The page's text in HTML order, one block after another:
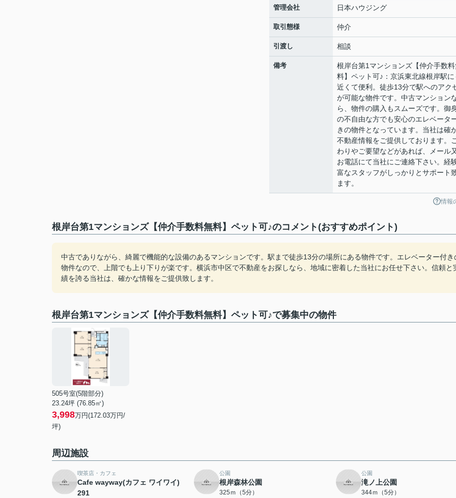
管理会社 日本ハウジング
取引態様 仲介
引渡し 相談
備考
根岸台第1マンションズ【仲介手数
料】ペット可♪：京浜東北線根岸駅に
近くて便利。徒歩13分で駅へのアク
が可能な物件です。中古マンション
ら、物件の購入もスムーズです。御
の不自由な方でも安心のエレベータ
きの物件となっています。当社は確
不動産情報をご提供しております。
わりやご要望などがあれば、メール
お電話にて当社にご連絡下さい。経
富なスタッフがしっかりとサポート
ます。
情報
根岸台第1マンションズ【仲介手数料無料】ペット可♪のコメント(おすすめポイント)
中古でありながら、綺麗で機能的な設備のあるマンションです。駅まで徒歩13分の場所にある物件です。エレベーター付き
物件なので、上階でも上り下りが楽です。横浜市中区で不動産をお探しなら、地域に密着した当社にお任せ下さい。信頼と
績を誇る当社は、確かな情報をご提供致します。
根岸台第1マンションズ【仲介手数料無料】ペット可♪で募集中の物件
505号室(5階部分)
23.24坪 (76.85㎡)
3,998万円(172.03万円/
坪)
周辺施設
喫茶店・カフェ
Cafe wayway(カフェ ワイワイ)
291
公園
根岸森林公園
325ｍ（5分）
公園
滝ノ上公園
344ｍ（5分）